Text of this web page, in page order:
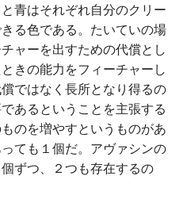
青はそれぞれ自分のクリー
る色である。たいていの場
ャーを出すための代償とし
きの能力をフィーチャーし
ではなく長所となり得るの
あるということを主張する
のを増やすというものがあ
ても１個だ。アヴァシンの
ずつ、２つも存在するの